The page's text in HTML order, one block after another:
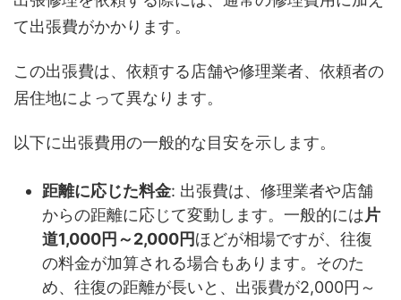
て出張費がかかります。
この出張費は、依頼する店舗や修理業者、依頼者の
居住地によって異なります。
以下に出張費用の一般的な目安を示します。
距離に応じた料金: 出張費は、修理業者や店舗
からの距離に応じて変動します。一般的には片
道1,000円～2,000円ほどが相場ですが、往復
の料金が加算される場合もあります。そのた
め、往復の距離が長いと、出張費が2,000円～